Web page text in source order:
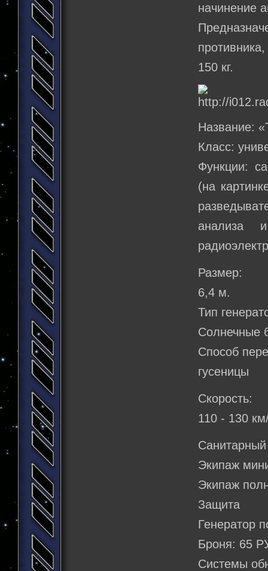
начинение
150 кг.
Название:
Класс:
Функции:
(на
анализа
Размер:
6,4 м.
Тип
Солнечные
Способ
гусеницы
Скорость:
110 - 130
Экипаж
Экипаж
Защита
Генератор
Броня: 65
Системы